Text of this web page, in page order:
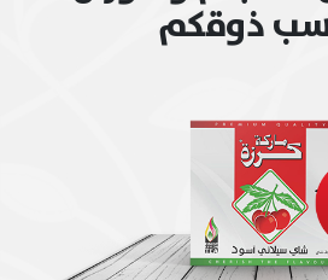
ذوقكم